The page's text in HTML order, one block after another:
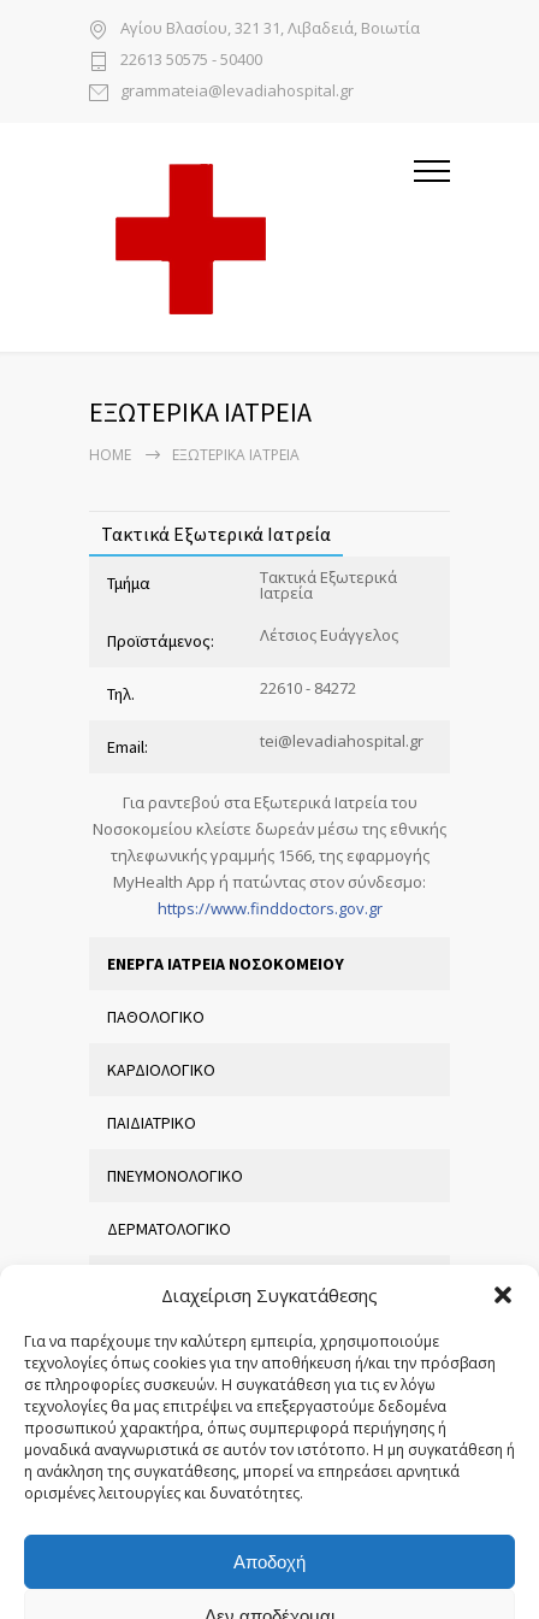
Διαχείριση Συγκατάθεσης
Για να παρέχουμε την καλύτερη εμπειρία, χρησιμοποιούμε
τεχνολογίες όπως cookies για την αποθήκευση ή/και την πρόσβαση
σε πληροφορίες συσκευών. Η συγκατάθεση για τις εν λόγω
τεχνολογίες θα μας επιτρέψει να επεξεργαστούμε δεδομένα
προσωπικού χαρακτήρα, όπως συμπεριφορά περιήγησης ή
μοναδικά αναγνωριστικά σε αυτόν τον ιστότοπο. Η μη συγκατάθεση ή
η ανάκληση της συγκατάθεσης, μπορεί να επηρεάσει αρνητικά
ορισμένες λειτουργίες και δυνατότητες.
Αποδοχή
Αγίου Βλασίου, 321 31, Λιβαδειά, Βοιωτία
22613 50575 - 50400
grammateia@levadiahospital.gr
ΕΞΩΤΕΡΙΚΑ ΙΑΤΡΕΙΑ
HOME ΕΞΩΤΕΡΙΚΑ ΙΑΤΡΕΙΑ
Τακτικά Εξωτερικά Ιατρεία
Τμήμα Τακτικά Εξωτερικά
Ιατρεία
Προϊστάμενος: Λέτσιος Ευάγγελος
Τηλ. 22610 - 84272
Email: tei@levadiahospital.gr
Για ραντεβού στα Εξωτερικά Ιατρεία του
Νοσοκομείου κλείστε δωρεάν μέσω της εθνικής
τηλεφωνικής γραμμής 1566, της εφαρμογής
MyHealth Αpp ή πατώντας στον σύνδεσμο:
https://www.finddoctors.gov.gr
ΕΝΕΡΓΑ ΙΑΤΡΕΙΑ ΝΟΣΟΚΟΜΕΙΟΥ
ΠΑΘΟΛΟΓΙΚΟ
ΚΑΡΔΙΟΛΟΓΙΚΟ
ΠΑΙΔΙΑΤΡΙΚΟ
ΠΝΕΥΜΟΝΟΛΟΓΙΚΟ
ΔΕΡΜΑΤΟΛΟΓΙΚΟ
ΟΡΘΟΠΕΔΙΚΟ
ΜΑΙΕΥΤΙΚΟ – ΓΥΝΑΙΚΟΛΟΓΙΚΟ
Ω.Ρ.Λ
ΟΦΘΑΛΜΟΛΟΓΙΚΟ